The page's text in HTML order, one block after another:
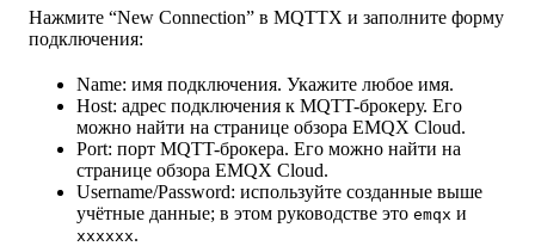
Нажмите “New Connection” в MQTTX и заполните форму
подключения:
Name: имя подключения. Укажите любое имя.
Host: адрес подключения к MQTT-брокеру. Его
можно найти на странице обзора EMQX Cloud.
Port: порт MQTT-брокера. Его можно найти на
странице обзора EMQX Cloud.
Username/Password: используйте созданные выше
учётные данные; в этом руководстве это emqx и
xxxxxx.